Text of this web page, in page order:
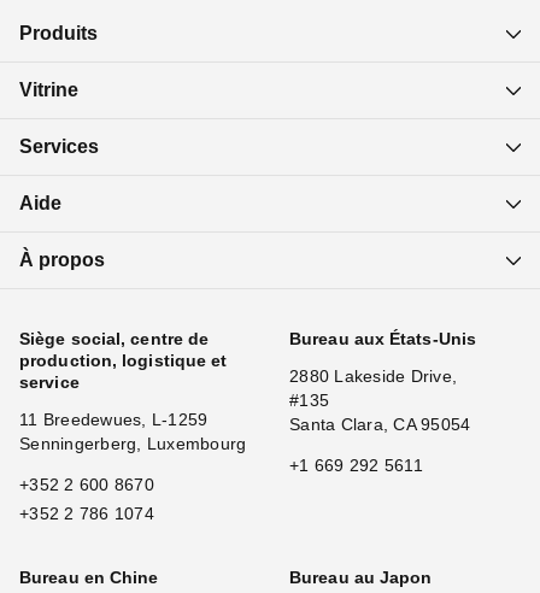
Produits
Vitrine
Services
Aide
À propos
Siège social, centre de
production, logistique et
service
11 Breedewues, L-1259
Senningerberg, Luxembourg
+352 2 600 8670
+352 2 786 1074
Bureau aux États-Unis
2880 Lakeside Drive,
#135
Santa Clara, CA 95054
+1 669 292 5611
Bureau en Chine
Bureau au Japon